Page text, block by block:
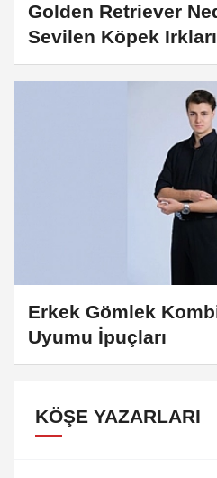
Golden Retriever
Sevilen Köpek
Erkek Gömlek
Uyumu İpuçları
KÖŞE YAZARLARI